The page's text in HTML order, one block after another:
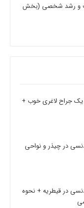
و رشد شخصی (بخش
لاغری (9 ویژگی یک جراح لاغری خوب +
در چیذر و نواحی
در قیطریه + نحوه